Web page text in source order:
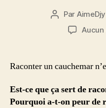
Auteur
l’article
Par AimeDjy
Raconter un cauchemar
Est-ce que ça sert de
Pourquoi a-t-on peur de